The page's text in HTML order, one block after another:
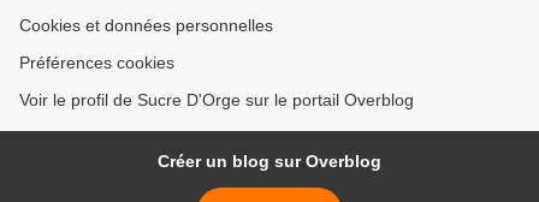
Cookies et données personnelles
Préférences cookies
Voir le profil de Sucre D'Orge sur le portail Overblog
Créer un blog sur Overblog